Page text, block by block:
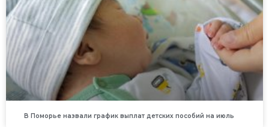
В Поморье назвали график выплат детских пособий на июль